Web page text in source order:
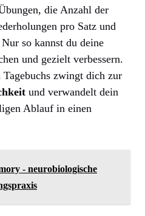
die Anzahl der
pro Satz und
so kannst du deine
und gezielt verbessern.
Tagebuchs zwingt dich zur
und verwandelt dein
Ablauf in einen
- neurobiologische